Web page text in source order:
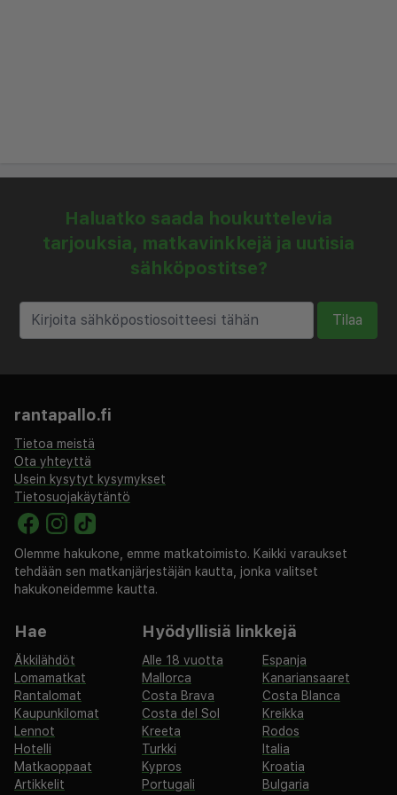
Haluatko saada houkuttelevia
tarjouksia, matkavinkkejä ja uutisia
sähköpostitse?
Tilaa
rantapallo.fi
Tietoa meistä
Ota yhteyttä
Usein kysytyt kysymykset
Tietosuojakäytäntö
Olemme hakukone, emme matkatoimisto. Kaikki varaukset
tehdään sen matkanjärjestäjän kautta, jonka valitset
hakukoneidemme kautta.
Hae
Äkkilähdöt
Lomamatkat
Rantalomat
Kaupunkilomat
Lennot
Hotelli
Matkaoppaat
Artikkelit
Hyödyllisiä linkkejä
Alle 18 vuotta
Espanja
Mallorca
Kanariansaaret
Costa Brava
Costa Blanca
Costa del Sol
Kreikka
Kreeta
Rodos
Turkki
Italia
Kypros
Kroatia
Portugali
Bulgaria